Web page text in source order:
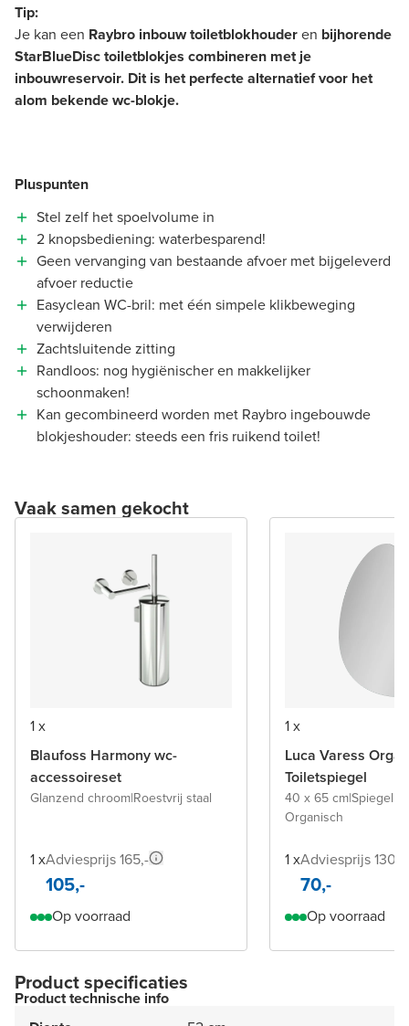
Tip:
Je kan een Raybro inbouw toiletblokhouderen bijhorende
StarBlueDisc toiletblokjes combineren met je
inbouwreservoir. Dit is het perfecte alternatief voor het
alom bekende wc-blokje.
Pluspunten
Stel zelf het spoelvolume in
2 knopsbediening: waterbesparend!
Geen vervanging van bestaande afvoer met bijgeleverd
afvoer reductie
Easyclean WC-bril: met één simpele klikbeweging
verwijderen
Zachtsluitende zitting
Randloos: nog hygiënischer en makkelijker
schoonmaken!
Kan gecombineerd worden met Raybro ingebouwde
blokjeshouder: steeds een fris ruikend toilet!
Vaak samen gekocht
1 x
Blaufoss Harmony wc-
accessoireset
Glanzend chroom|Roestvrij staal
1 xAdviesprijs 165,-
105,-
Op voorraad
1 x
Luca Varess
Toiletspiegel
40 x 65 cm|Spiegel
Organisch
1 xAdviesprijs 130,-
70,-
Op voorraad
Product specificaties
Product technische info